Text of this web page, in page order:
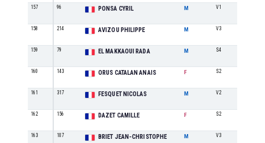
157 96 PONSA CYRIL M V1
158 214 AVIZOU PHILIPPE M V3
159 79 EL MAKKAOUI RADA M S4
160 143 ORUS CATALAN ANAIS F S2
161 317 FESQUET NICOLAS M V2
162 156 DAZET CAMILLE F S2
163 107 BRIET JEAN-CHRISTOPHE M V3